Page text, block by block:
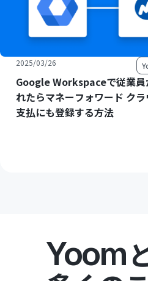
2025/03/26
Google Workspaceで従業員
れたらマネーフォワード ク
支払にも登録する方法
Yoom